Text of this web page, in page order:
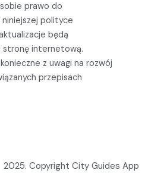
prawo do
polityce
będą
stronę internetową.
z uwagi na rozwój
przepisach
2025. Copyright City Guides App